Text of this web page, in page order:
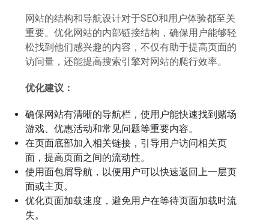
网站的结构和导航设计对于SEO和用户体验都至关
重要。优化网站的内部链接结构，确保用户能够轻
松找到他们感兴趣的内容，不仅有助于提高页面的
访问量，还能提高搜索引擎对网站的爬行效率。
优化建议：
确保网站有清晰的导航栏，使用户能快速找到赌场
游戏、优惠活动和常见问题等重要内容。
在页面底部加入相关链接，引导用户访问相关页
面，提高页面之间的流动性。
使用面包屑导航，以便用户可以快速返回上一层页
面或主页。
优化页面加载速度，避免用户在等待页面加载时流
失。